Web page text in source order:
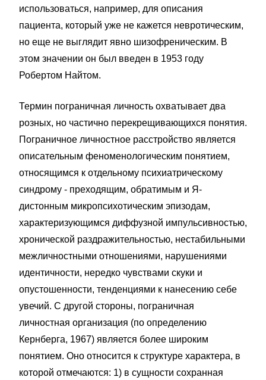
использоваться, например, для описания
пациента, который уже не кажется невротическим,
но еще не выглядит явно шизофреническим. В
этом значении он был введен в 1953 году
Робертом Найтом.
Термин пограничная личность охватывает два
розных, но частично перекрещивающихся понятия.
Пограничное личностное расстройство является
описательным феноменологическим понятием,
относящимся к отдельному психиатрическому
синдрому - преходящим, обратимым и Я-
дистонным микропсихотическим эпизодам,
характеризующимся диффузной импульсивностью,
хронической раздражительностью, нестабильными
межличностными отношениями, нарушениями
идентичности, нередко чувствами скуки и
опустошенности, тенденциями к нанесению себе
увечий. С другой стороны, пограничная
личностная организация (по определению
Кернберга, 1967) является более широким
понятием. Оно относится к структуре характера, в
которой отмечаются: 1) в сущности сохранная